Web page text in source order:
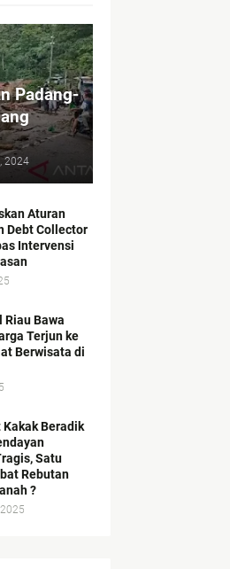
Padang-
2024
Aturan
Debt Collector
Intervensi
Riau Bawa
Terjun ke
Berwisata di
Kakak Beradik
Satu
Rebutan
?